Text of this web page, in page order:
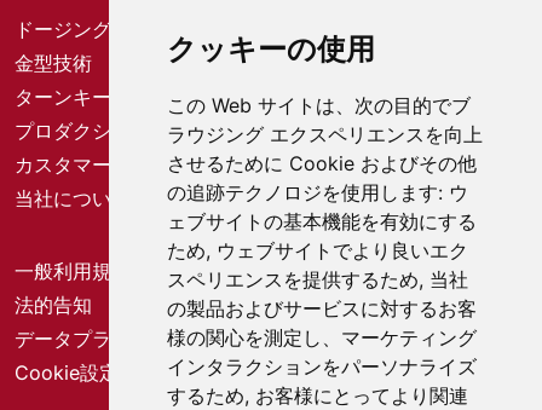
クッキーの使用
この Web サイトは、次の目的でブ
ラウジング エクスペリエンスを向上
させるために Cookie およびその他
の追跡テクノロジを使用します: ウ
ェブサイトの基本機能を有効にする
ため, ウェブサイトでより良いエク
スペリエンスを提供するため, 当社
の製品およびサービスに対するお客
様の関心を測定し、マーケティング
インタラクションをパーソナライズ
するため, お客様にとってより関連
ドージングシステム
金型技術
ターンキーソリューション
プロダクションソリューション
カスタマーサービスセンター
当社について
一般利用規約
法的告知
データプライバシー
Cookie設定